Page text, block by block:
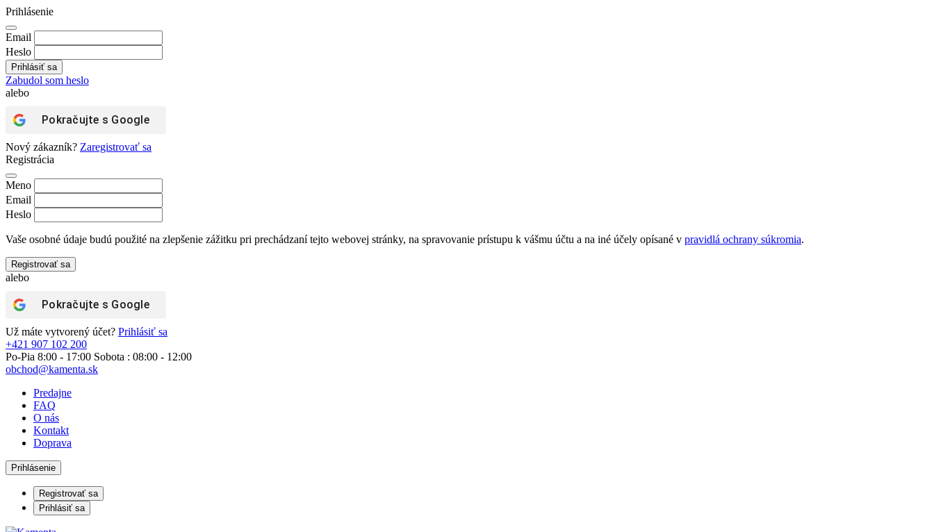
Prihlásenie
Email
Heslo
Zabudol som heslo
alebo
Pokračujte s Google
Nový zákazník? Zaregistrovať sa
Registrácia
Meno
Email
Heslo
Vaše osobné údaje budú použité na zlepšenie zážitku pri prechádzaní tejto webovej stránky, na spravovanie prístupu k vášmu účtu a na iné účely opísané v pravidlá ochrany súkromia.
Registrovať sa
alebo
Pokračujte s Google
Už máte vytvorený účet? Prihlásiť sa
+421 907 102 200
Po-Pia 8:00 - 17:00 Sobota : 08:00 - 12:00
obchod@kamenta.sk
Predajne
FAQ
O nás
Kontakt
Doprava
Prihlásenie
Registrovať sa
Prihlásiť sa